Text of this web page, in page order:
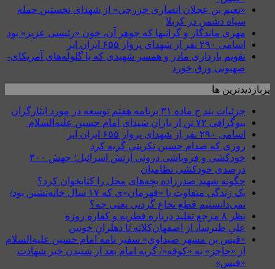
«نعیم بن عجلان انصاری خزرجی» از شهدای نخستین حمله
سپاه دشمن در کربلا
مهری ماندگار و گرانبها که جوهر آن، خون «رئیسی عزیز» بود
اسامی ۲۹۰ نفر از شهدای پرواز ۶۵۵ ایران ایر
تقویم بارداری مادر و همسر شهیدی که با گلوله‌های آمریکای-
صهیونی ورق خورد
پربازدیدترین ها
جزئیات بند ج ماده ۳۱ برنامه هفتم توسعه در مورد ایثارگران
بیوگرافی ۷۲ تن از یاران شیدای امام حسین علیه‌السلام
اسامی ۲۹۰ نفر از شهدای پرواز ۶۵۵ ایران ایر
روزی که صدام حسین تکریتی گریه کرد
خودکشی و فروپاشی درونی ارتش اسرائیل؛ جهش ۳۰۰
درصدی خودکشی نظامیان
چگونه شهید صدرزاده بچه‌های محل را کتابخوان کرد؟
یک زندگی متفاوت با «قهرمان»ی که ۱۷ سال خانه‌نشین بود/
نمی‌دانستیم قطع نخاع گردنی یعنی چه؟
نظر ۸ مرجع تقلید درباره فطریه و کفاره روزه
علیِ طبرسا، از اصفهان‌کلاته تا دهلرانِ خونین
«قيس بن مسهر صيداوي» سفیر نامه امام حسین علیه‌السلام
از «حاجز» به «کوفه»/ گریه امام بعد از شنیدن خبر شهادت
«قیس»